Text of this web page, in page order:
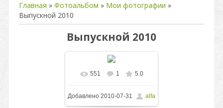
Главная » Фотоальбом » Мои фотографии »
Выпускной 2010
Выпускной 2010
В реальном размере
1600x1066/ 174.8Kb
551 1 5.0
Добавлено 2010-07-31 alfa